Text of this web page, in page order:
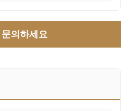
문의하세요